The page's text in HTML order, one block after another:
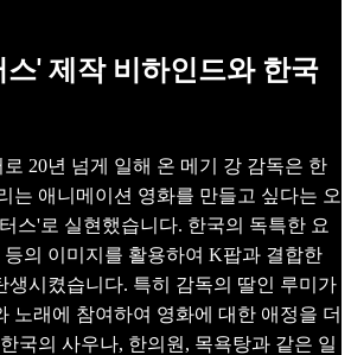
' 제작 비하인드와 한국
20년 넘게 일해 온 메기 강 감독은 한
는 애니메이션 영화를 만들고 싶다는 오
스'로 실현했습니다. 한국의 독특한 요
의 이미지를 활용하여 K팝과 결합한
생시켰습니다. 특히 감독의 딸인 루미가
노래에 참여하여 영화에 대한 애정을 더
국의 사우나, 한의원, 목욕탕과 같은 일